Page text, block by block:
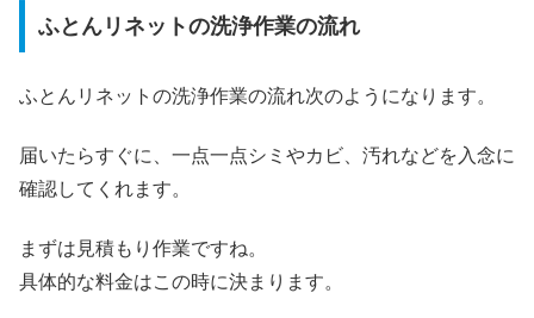
ふとんリネットの洗浄作業の流れ
ふとんリネットの洗浄作業の流れ次のようになります。
届いたらすぐに、一点一点シミやカビ、汚れなどを入念に
確認してくれます。
まずは見積もり作業ですね。
具体的な料金はこの時に決まります。